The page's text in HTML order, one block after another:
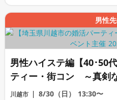
男性
男性ハイステ編【40･50
ティー・街コン ～真剣
川越市 8/30（日） 13:30〜